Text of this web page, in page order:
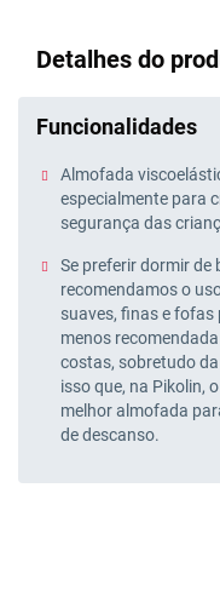
Detalhes do
Funcionalidades
Almofada
especialmente para
segurança das
Se preferir dormir de
recomendamos o
suaves, finas e fofas
menos
costas, sobretudo
isso que, na Pikolin,
melhor almofada
de descanso.